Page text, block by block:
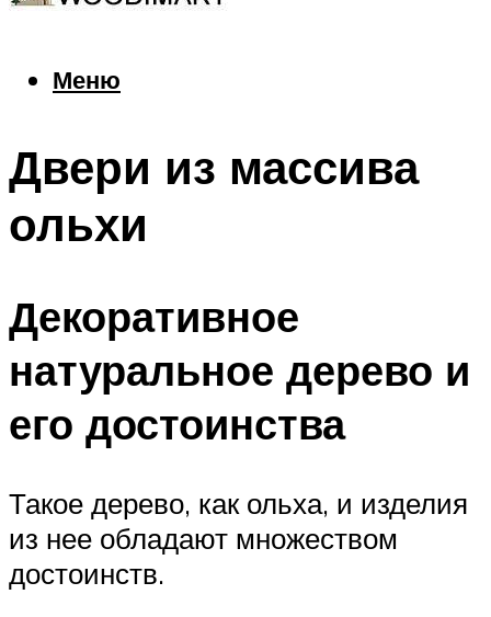
Меню
Двери из массива
ольхи
Декоративное
натуральное дерево и
его достоинства
Такое дерево, как ольха, и изделия
из нее обладают множеством
достоинств.